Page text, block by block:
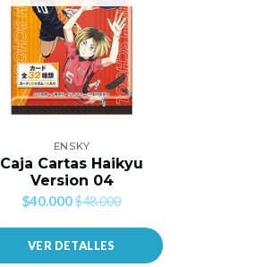
ENSKY
Caja Cartas Haikyu
Version 04
$40.000$48.000
VER DETALLES